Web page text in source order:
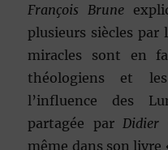
François Brune
plusieurs siècles par
miracles sont en
théologiens et les
l’influence des
partagée parDidier
même dans son livre